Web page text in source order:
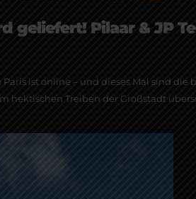
geliefert! Pilaar & JP
ist online – und dieses Mal sind die
hektischen Treiben der Großstadt